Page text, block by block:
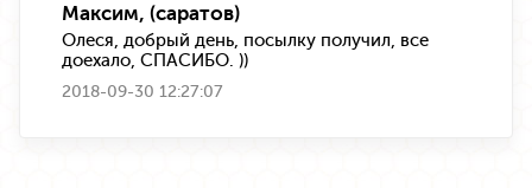
Максим, (саратов)
Олеся, добрый день, посылку получил, все
доехало, СПАСИБО. ))
2018-09-30 12:27:07